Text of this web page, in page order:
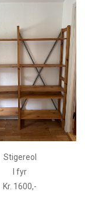
Stigereol
I fyr
Kr. 1600,-